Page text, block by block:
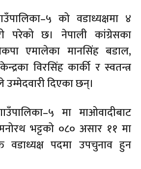
को वडाध्यक्षमा ४
परेको छ। नेपाली कांग्रेसका
एमालेका मानसिंह बडाल,
विरसिंह कार्की र स्वतन्त्र
दिएका छन्।
मा माओवादीबाट
मनोरथ भट्टको ०८० असार ११ मा
वडाध्यक्ष पदमा उपचुनाव हुन